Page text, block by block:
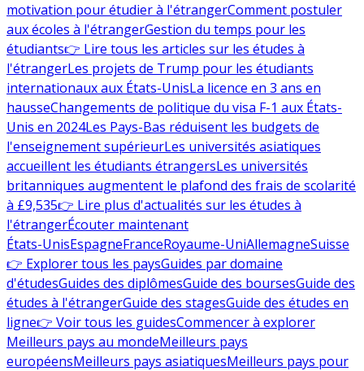
motivation pour étudier à l'étrangerComment postuler
aux écoles à l'étrangerGestion du temps pour les
étudiants👉 Lire tous les articles sur les études à
l'étrangerLes projets de Trump pour les étudiants
internationaux aux États-UnisLa licence en 3 ans en
hausseChangements de politique du visa F-1 aux États-
Unis en 2024Les Pays-Bas réduisent les budgets de
l'enseignement supérieurLes universités asiatiques
accueillent les étudiants étrangersLes universités
britanniques augmentent le plafond des frais de scolarité
à £9,535👉 Lire plus d'actualités sur les études à
l'étrangerÉcouter maintenant
États-UnisEspagneFranceRoyaume-UniAllemagneSuisse
👉 Explorer tous les paysGuides par domaine
d'étudesGuides des diplômesGuide des boursesGuide des
études à l'étrangerGuide des stagesGuide des études en
ligne👉 Voir tous les guidesCommencer à explorer
Meilleurs pays au mondeMeilleurs pays
européensMeilleurs pays asiatiquesMeilleurs pays pour